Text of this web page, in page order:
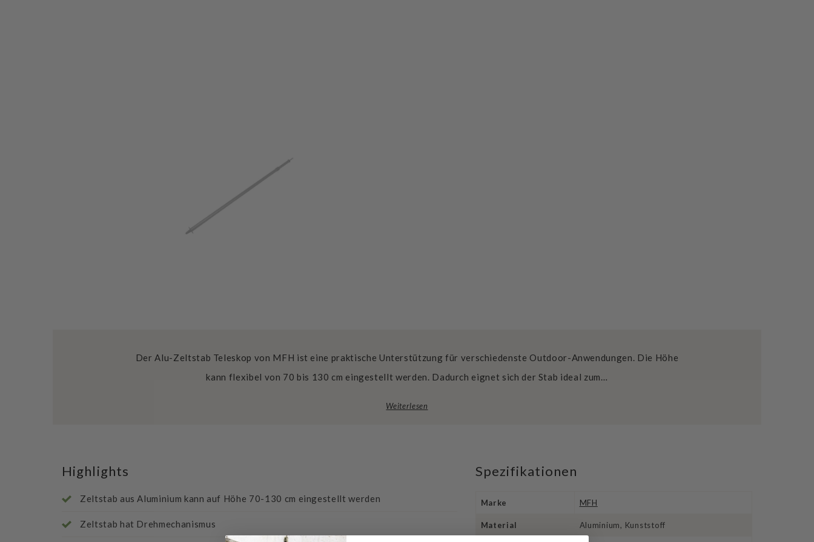
Der Alu-Zeltstab Teleskop von MFH ist eine praktische Unterstützung für verschiedenste Outdoor-Anwendungen. Die Höhe
kann flexibel von 70 bis 130 cm eingestellt werden. Dadurch eignet sich der Stab ideal zum…
Weiterlesen
Highlights
Zeltstab aus Aluminium kann auf Höhe 70-130 cm eingestellt werden
Zeltstab hat Drehmechanismus
Spezifikationen
Marke MFH
Material Aluminium, Kunststoff